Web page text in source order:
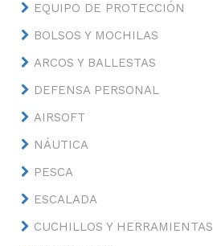
EQUIPO DE PROTECCIÓN
BOLSOS Y MOCHILAS
ARCOS Y BALLESTAS
DEFENSA PERSONAL
AIRSOFT
NÁUTICA
PESCA
ESCALADA
CUCHILLOS Y HERRAMIENTAS